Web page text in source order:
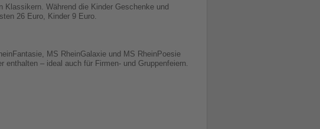
Während die Kinder Geschenke und
26 Euro, Kinder 9 Euro.
MS RheinGalaxie und MS RheinPoesie
– ideal auch für Firmen- und Gruppenfeiern.